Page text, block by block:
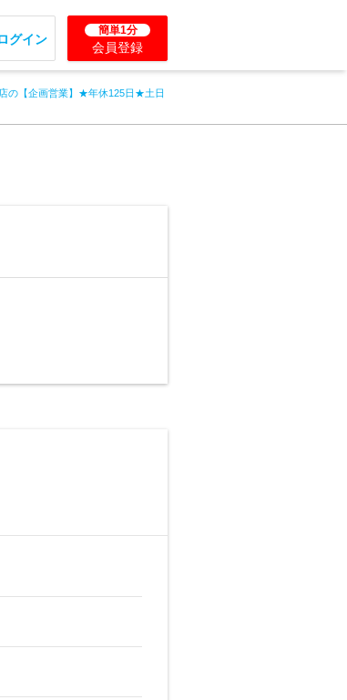
グイン
簡単1分
会員登録
の【企画営業】★年休125日★土日